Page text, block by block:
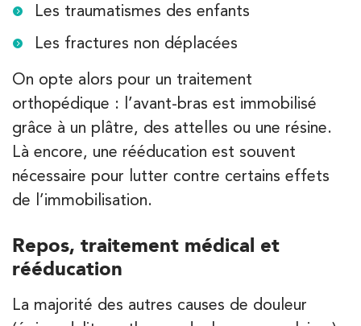
Les traumatismes des enfants
Les fractures non déplacées
On opte alors pour un traitement
orthopédique : l’avant-bras est immobilisé
grâce à un plâtre, des attelles ou une résine.
Là encore, une rééducation est souvent
nécessaire pour lutter contre certains effets
de l’immobilisation.
Repos, traitement médical et
rééducation
La majorité des autres causes de douleur